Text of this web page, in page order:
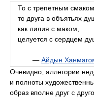
То с трепетным смаком,
то друга в объятьях
как лилия с маком,
целуется с сердцем
— Айдын
Очевидно, аллегории
и полноты
образ вполне друг с